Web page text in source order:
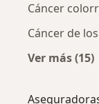
Cáncer
Cáncer de
Ver más (15)